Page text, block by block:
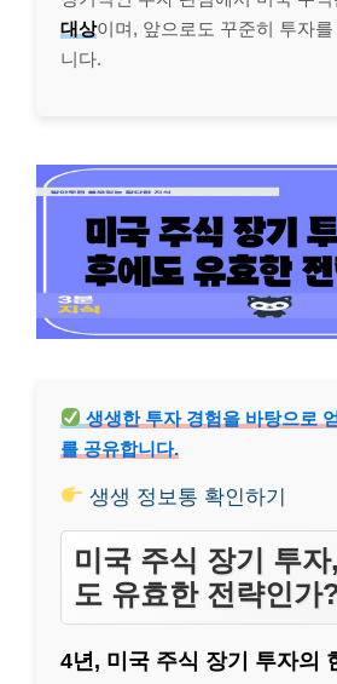
대상이며, 앞으로도 꾸준히 투자
니다.
생생한 투자 경험을 바탕으로
를 공유합니다.
생생 정보통 확인하기
미국 주식 장기 투자
도 유효한 전략인가
4년, 미국 주식 장기 투자의